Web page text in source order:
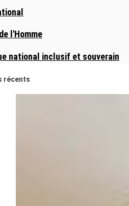
l'Homme
national inclusif et souverain
récents